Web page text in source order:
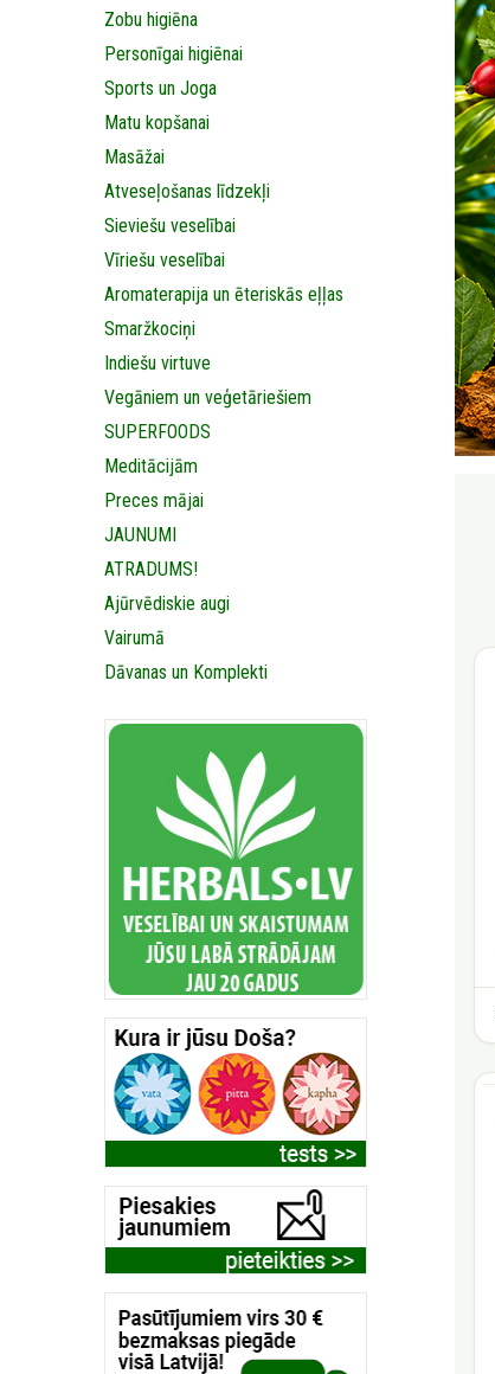
Zobu higiēna
Personīgai higiēnai
Sports un Joga
Matu kopšanai
Masāžai
Аtveseļošanas līdzekļi
Sieviešu veselībai
Vīriešu veselībai
Aromaterapija un ēteriskās eļļas
Smaržkociņi
Indiešu virtuve
Vegāniem un veģetāriešiem
SUPERFOODS
Meditācijām
Preces mājai
JAUNUMI
ATRADUMS!
Ajūrvēdiskie augi
Vairumā
Dāvanas un Komplekti